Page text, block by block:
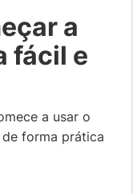
a
fácil e
a usar o
forma prática